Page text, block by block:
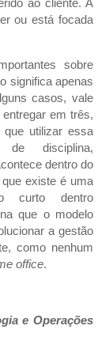
ao cliente. A
ou está focada
sobre
significa apenas
casos, vale
em três,
utilizar essa
de disciplina,
dentro do
existe é uma
curto dentro
que o modelo
a gestão
como nenhum
office.
e Operações